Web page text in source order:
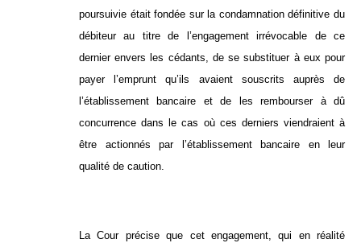
poursuivie était fondée sur la condamnation définitive du
débiteur au titre de l’engagement irrévocable de ce
dernier envers les cédants, de se substituer à eux pour
payer l’emprunt qu’ils avaient souscrits auprès de
l’établissement bancaire et de les rembourser à dû
concurrence dans le cas où ces derniers viendraient à
être actionnés par l’établissement bancaire en leur
qualité de caution.
La Cour précise que cet engagement, qui en réalité